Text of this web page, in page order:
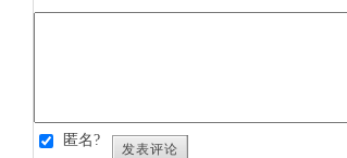
匿名?
发表评论